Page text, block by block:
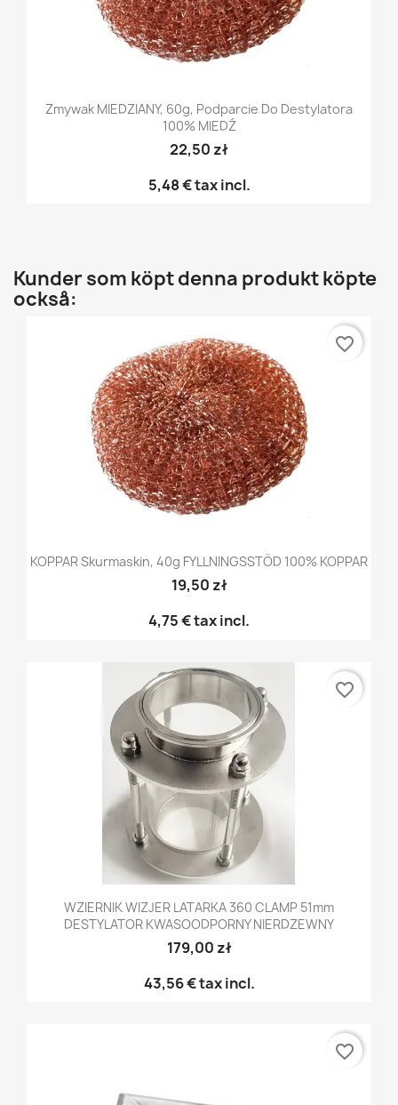
Zmywak MIEDZIANY, 60g, Podparcie Do Destylatora
100% MIEDŹ
22,50 zł
5,48 €tax incl.
Kunder som köpt denna produkt köpte
också:
KOPPAR Skurmaskin, 40g FYLLNINGSSTÖD 100% KOPPAR
19,50 zł
4,75 €tax incl.
favorite_border
WZIERNIK WIZJER LATARKA 360 CLAMP 51mm
DESTYLATOR KWASOODPORNY NIERDZEWNY
179,00 zł
43,56 €tax incl.
favorite_border
favorite_border